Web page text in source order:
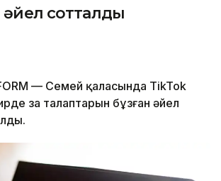
әйел сотталды
— Семей қаласында TikTok
заң талаптарын бұзған әйел